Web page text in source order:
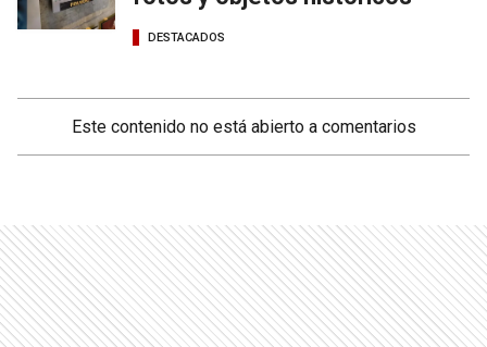
DESTACADOS
Este contenido no está abierto a comentarios